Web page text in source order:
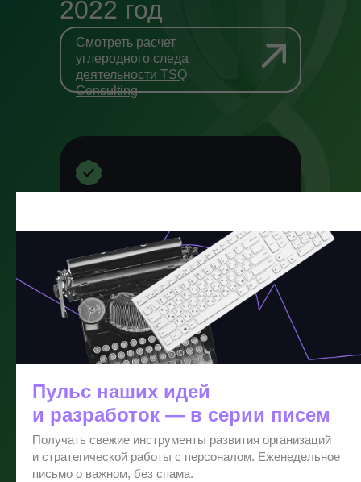
Пульс наших идей
и разработок — в серии писем
Получать свежие инструменты развития организаций
и стратегической работы с персоналом. Еженедельное
письмо о важном, без спама.
2022 год
среды и вносим свой вклад
в обеспечение устойчивого
будущего
Поэтому мы приняли решение
компенсировать часть своего
углеродного следа путём посадки
операции могут оказывать
значительное влияние
на окружающую среду, и именно
поэтому мы рады внести свой
вклад в минимизацию этого
Смотреть расчет
углеродного следа
деятельности TSQ
Consulting